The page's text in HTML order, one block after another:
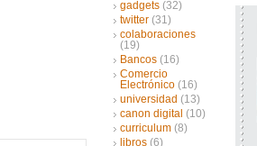
gadgets (32)
twitter (31)
colaboraciones
(19)
Bancos (16)
Comercio
Electrónico (16)
universidad (13)
canon digital (10)
curriculum (8)
libros (6)